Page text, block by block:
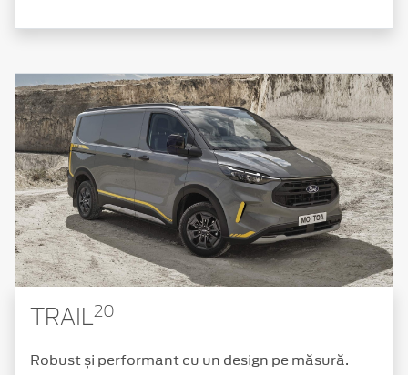
TRAIL20
Robust și performant cu un design pe măsură.